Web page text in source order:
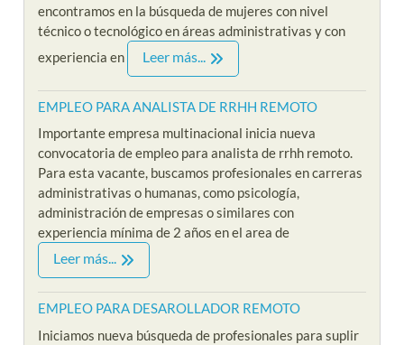
encontramos en la búsqueda de mujeres con nivel
técnico o tecnológico en áreas administrativas y con
experiencia en
Leer más...
EMPLEO PARA ANALISTA DE RRHH REMOTO
Importante empresa multinacional inicia nueva
convocatoria de empleo para analista de rrhh remoto.
Para esta vacante, buscamos profesionales en carreras
administrativas o humanas, como psicología,
administración de empresas o similares con
experiencia mínima de 2 años en el area de
Leer más...
EMPLEO PARA DESAROLLADOR REMOTO
Iniciamos nueva búsqueda de profesionales para suplir